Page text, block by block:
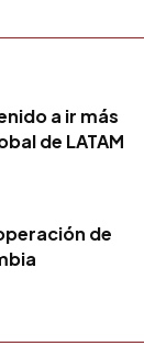
a ir más
de LATAM
de